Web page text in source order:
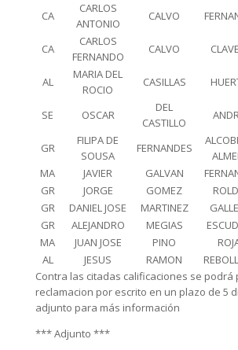
CA
CARLOS
ANTONIO
CALVO
CA
CARLOS
FERNANDO
CALVO
AL
MARIA DEL
ROCIO
CASILLAS
SE OSCAR
DEL
CASTILLO
GR
FILIPA DE
SOUSA
FERNANDES
MA
JAVIER GALVAN
GR
JORGE GOMEZ
GR
DANIEL JOSE MARTINEZ
GR
ALEJANDRO MEGIAS
MA
JUAN JOSE PINO
AL
JESUS RAMON
Contra las citadas calificaciones se
reclamacion por escrito en un plazo de 5
adjunto para más información
*** Adjunto ***